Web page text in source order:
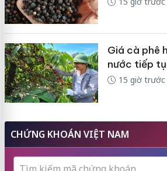
Giá cà phê
nước tiếp
15 giờ trước
CHỨNG KHOÁN VIỆT NAM